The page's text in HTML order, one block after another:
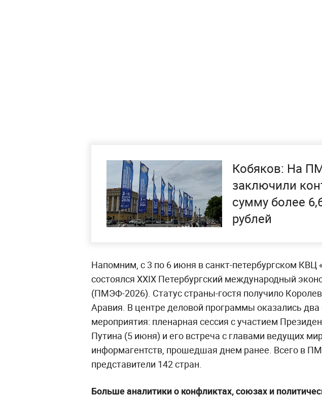
Кобяков: На
заключили
сумму более
рублей
Напомним, с 3 по 6 июня в санкт-петербургском КВЦ
состоялся XXIX Петербургский международный
(ПМЭФ-2026). Статус страны-гостя получило
Аравия. В центре деловой программы оказались
мероприятия: пленарная сессия с участием
Путина (5 июня) и его встреча с главами ведущих
информагентств, прошедшая днем ранее. Всего в
представители 142 стран.
Больше аналитики о конфликтах, союзах и